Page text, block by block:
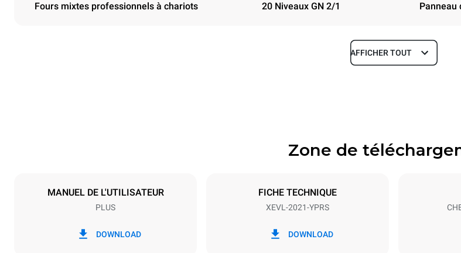
Fours mixtes professionnels à chariots 20 Niveaux GN 2/1 Panneau
Profondeur
Taille de la plaque
380-415V 3N~
AFFICHER TOUT
Zone de
MANUEL DE L'UTILISATEUR
PLUS
DOWNLOAD
FICHE TECHNIQUE
XEVL-2021-YPRS
DOWNLOAD